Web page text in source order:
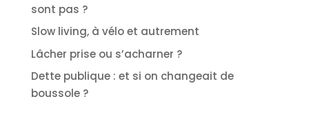
sont pas ?
Slow living, à vélo et autrement
Lâcher prise ou s’acharner ?
Dette publique : et si on changeait de
boussole ?